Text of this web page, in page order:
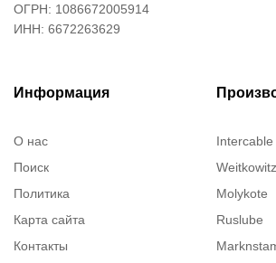
ОГРН: 1086672005914
ИНН: 6672263629
Информация
О нас
Поиск
Политика
Карта сайта
Контакты
Intercable
Weitkowitz
Molykote
Ruslube